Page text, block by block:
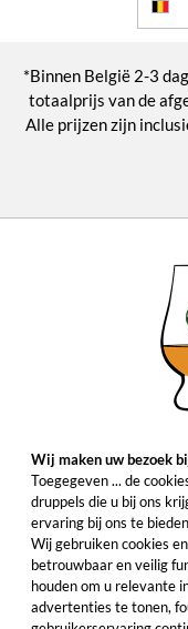
*Binnen België 2-3
totaalprijs van de
Alle prijzen zijn
Wij maken uw bezoek
Toegegeven ... de
druppels die u bij ons
ervaring bij ons te
Wij gebruiken cookies
betrouwbaar en veilig
houden om u relevante
advertenties te tonen,